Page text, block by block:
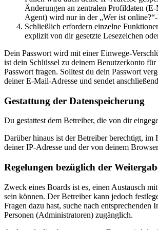
Änderungen an zentralen Profildaten
Agent) wird nur in der „Wer ist
Schließlich erfordern einzelne
explizit von dir gesetzte Lesezeichen
Dein Passwort wird mit einer Einwege-
ist dein Schlüssel zu deinem Benutzerkonto
Passwort fragen. Solltest du dein Passwort
deiner E-Mail-Adresse und sendet
Gestattung der Datenspeicherung
Du gestattest dem Betreiber, die von dir
Darüber hinaus ist der Betreiber berechtigt, im
deiner IP-Adresse und der von deinem
Regelungen bezüglich der
Zweck eines Boards ist es, einen Austausch
sein können. Der Betreiber kann jedoch
Fragen dazu hast, suche nach
Personen (Administratoren) zugänglich.